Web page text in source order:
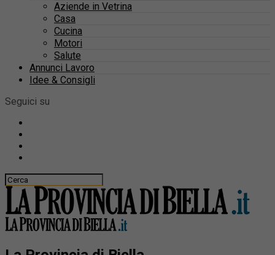
Aziende in Vetrina
Casa
Cucina
Motori
Salute
Annunci Lavoro
Idee & Consigli
Seguici su